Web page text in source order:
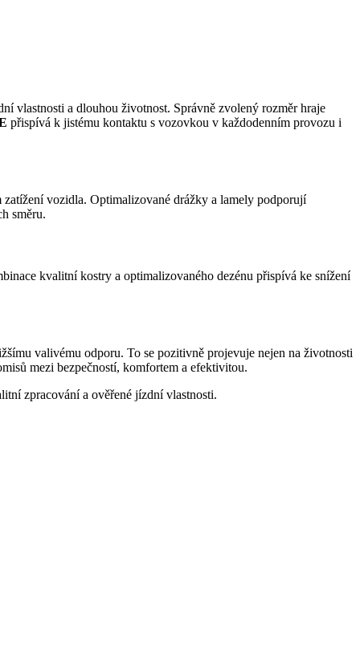
vlastnosti a dlouhou životnost. Správně zvolený rozměr hraje
přispívá k jistému kontaktu s vozovkou v každodenním provozu i
vozidla. Optimalizované drážky a lamely podporují
směru.
kvalitní kostry a optimalizovaného dezénu přispívá ke snížení
valivému odporu. To se pozitivně projevuje nejen na životnosti
mezi bezpečností, komfortem a efektivitou.
zpracování a ověřené jízdní vlastnosti.